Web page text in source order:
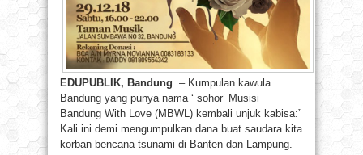
EDUPUBLIK, Bandung – Kumpulan kawula
Bandung yang punya nama ‘ sohor’ Musisi
Bandung With Love (MBWL) kembali unjuk kabisa:”
Kali ini demi mengumpulkan dana buat saudara kita
korban bencana tsunami di Banten dan Lampung.